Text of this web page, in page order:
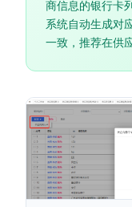
商信息的银行卡
系统自动生成对
一致，推荐在供